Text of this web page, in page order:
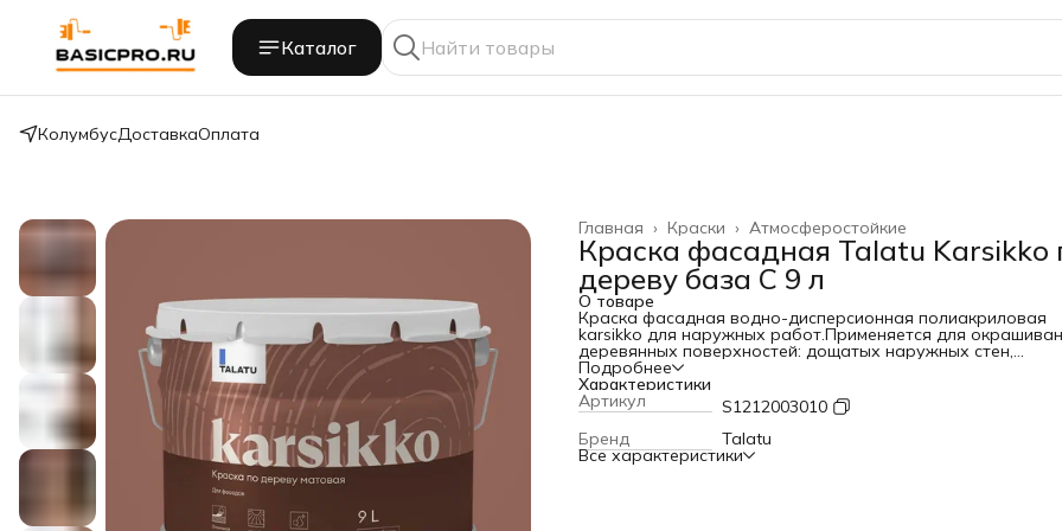
Каталог
КолумбусДоставкаОплата
Атмосферостойкие
Краски ›
Главная ›
Краска фасадная Talatu Karsikko
дереву база С 9 л
О товаре
Краска фасадная водно-дисперсионная полиакриловая
karsikko для наружных работ.Применяется для
деревянных поверхностей: дощатых наружных стен,
обшивочных досок, заборов
Подробнее
Характеристики
Артикул
S1212003010
Бренд
Talatu
Все характеристики